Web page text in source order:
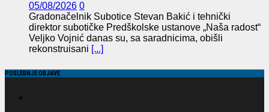
05/08/2026 0
Gradonačelnik Subotice Stevan Bakić i tehnički
direktor subotičke Predškolske ustanove „Naša radost“
Veljko Vojnić danas su, sa saradnicima, obišli
rekonstruisani [...]
POSLEDNJE OBJAVE